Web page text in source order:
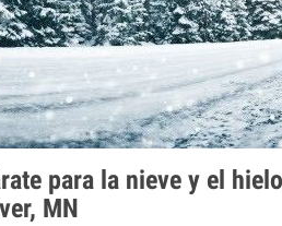
para la nieve y el
MN